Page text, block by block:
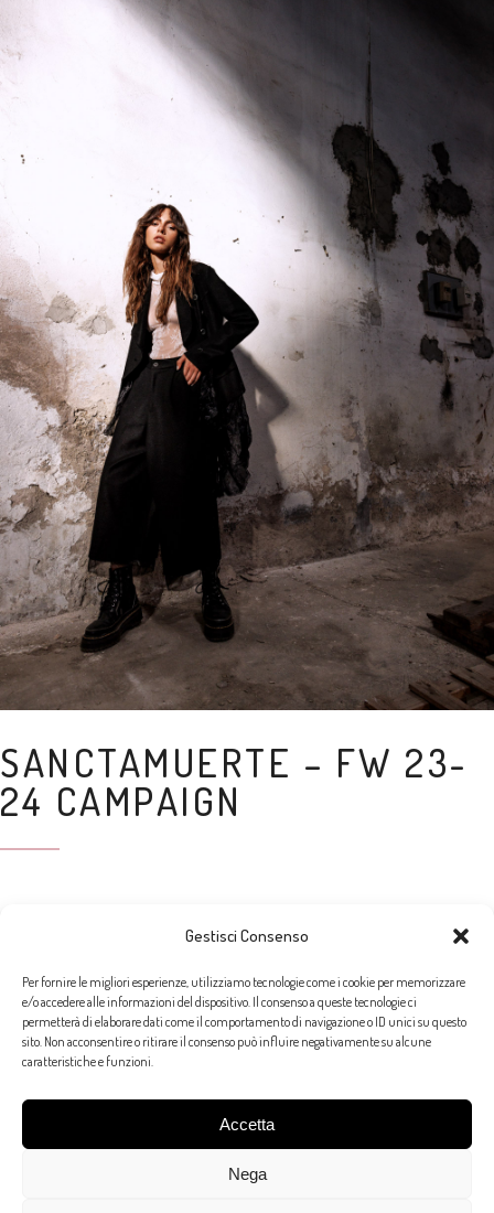
Gestisci Consenso
Per fornire le migliori esperienze, utilizziamo tecnologie come i cookie per memorizzare
e/o accedere alle informazioni del dispositivo. Il consenso a queste tecnologie ci
permetterà di elaborare dati come il comportamento di navigazione o ID unici su questo
sito. Non acconsentire o ritirare il consenso può influire negativamente su alcune
caratteristiche e funzioni.
Accetta
Nega
SANCTAMUERTE – FW 23-
24 CAMPAIGN
SHARE:
Prev Next